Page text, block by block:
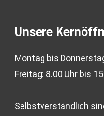
b
o
o
k
a
g
r
a
Unsere
Montag bis
Freitag: 8.00 Uhr bis
Selbstverständlich